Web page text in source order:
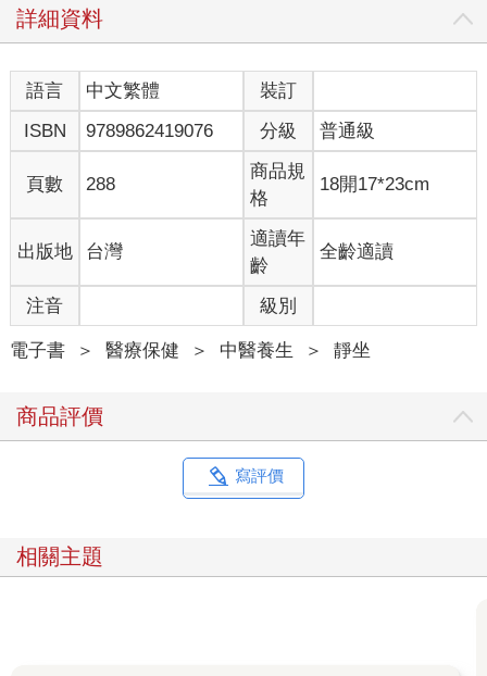
詳細資料
語言 中文繁體
裝訂
ISBN
9789862419076 分級 普通級
頁數 288
商品規
格
18開17*23cm
出版地 台灣
適讀年
齡
全齡適讀
注音 級別
電子書 ＞ 醫療保健 ＞ 中醫養生 ＞ 靜坐
商品評價
寫評價
相關主題